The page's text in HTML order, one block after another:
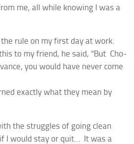
me, all while knowing I was a
rule on my first day at work.
to my friend, he said, “But Cho-
you would have never come
exactly what they mean by
the struggles of going clean
I would stay or quit… It was a